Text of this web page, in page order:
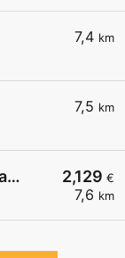
7,4 km
7,5 km
2,129 €
7,6 km
MTB Laufenburg-Luttingen mit Nachttankautomat